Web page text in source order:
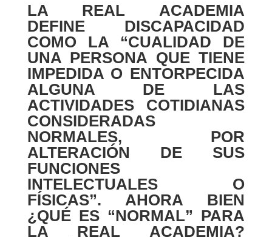
LA REAL ACADEMIA
DEFINE DISCAPACIDAD
COMO LA “CUALIDAD DE
UNA PERSONA QUE TIENE
IMPEDIDA O ENTORPECIDA
ALGUNA DE LAS
ACTIVIDADES COTIDIANAS
CONSIDERADAS
NORMALES, POR
ALTERACIÓN DE SUS
FUNCIONES
INTELECTUALES O
FÍSICAS”. AHORA BIEN
¿QUÉ ES “NORMAL” PARA
LA REAL ACADEMIA?